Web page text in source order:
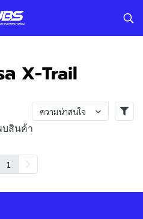
ล X-Trail
ความน่าสนใจ
สินค้า
1